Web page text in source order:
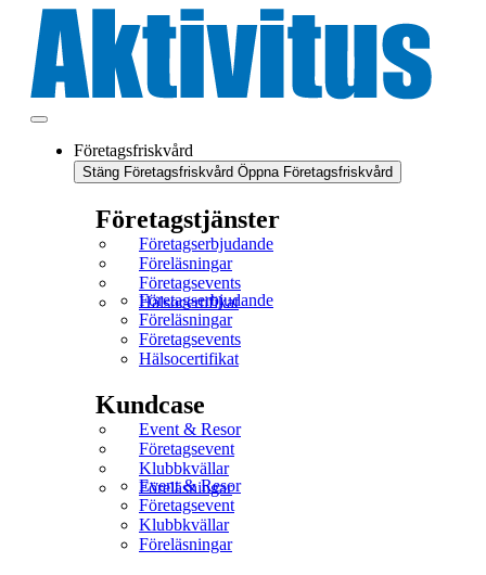
Företagsfriskvård
Stäng Företagsfriskvård Öppna Företagsfriskvård
Företagstjänster
Företagserbjudande
Föreläsningar
Företagsevents
Hälsocertifikat
Företagserbjudande
Föreläsningar
Företagsevents
Hälsocertifikat
Kundcase
Event & Resor
Företagsevent
Klubbkvällar
Föreläsningar
Event & Resor
Företagsevent
Klubbkvällar
Föreläsningar